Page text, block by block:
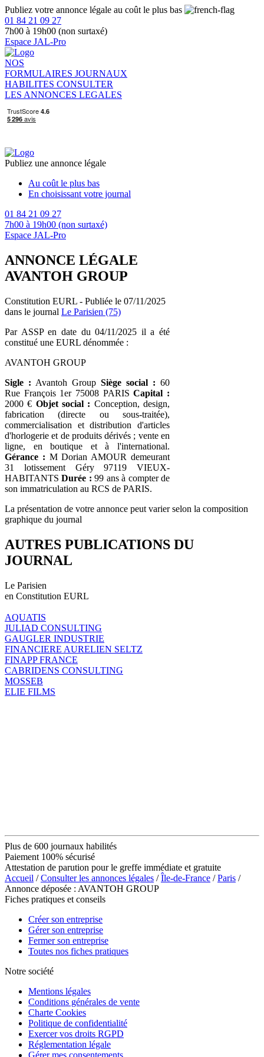
Publiez votre annonce légale au coût le plus bas
01 84 21 09 27
7h00 à 19h00 (non surtaxé)
Espace JAL-Pro
NOS
FORMULAIRES JOURNAUX
HABILITES CONSULTER
LES ANNONCES LEGALES
Publiez une annonce légale
Au coût le plus bas
En choisissant votre journal
01 84 21 09 27
7h00 à 19h00 (non surtaxé)
Espace JAL-Pro
ANNONCE LÉGALE
AVANTOH GROUP
Constitution EURL - Publiée le 07/11/2025
dans le journal Le Parisien (75)
Par ASSP en date du 04/11/2025 il a été
constitué une EURL dénommée :
AVANTOH GROUP
Sigle : Avantoh Group Siège social : 60
Rue François 1er 75008 PARISCapital :
2000 € Objet social : Conception, design,
fabrication (directe ou sous-traitée),
commercialisation et distribution d'articles
d'horlogerie et de produits dérivés ; vente en
ligne, en boutique et à l'international.
Gérance : M Dorian AMOUR demeurant
31 lotissement Géry 97119 VIEUX-
HABITANTSDurée : 99 ans à compter de
son immatriculation au RCS de PARIS.
La présentation de votre annonce peut varier selon la composition
graphique du journal
AUTRES PUBLICATIONS DU
JOURNAL
Le Parisien
en Constitution EURL
AQUATIS
JULIAD CONSULTING
GAUGLER INDUSTRIE
FINANCIERE AURELIEN SELTZ
FINAPP FRANCE
CABRIDENS CONSULTING
MOSSEB
ELIE FILMS
Plus de 600 journaux habilités
Paiement 100% sécurisé
Attestation de parution pour le greffe immédiate et gratuite
Accueil /Consulter les annonces légales /Île-de-France /Paris /
Annonce déposée : AVANTOH GROUP
Fiches pratiques et conseils
Créer son entreprise
Gérer son entreprise
Fermer son entreprise
Toutes nos fiches pratiques
Notre société
Mentions légales
Conditions générales de vente
Charte Cookies
Politique de confidentialité
Exercer vos droits RGPD
Réglementation légale
Gérer mes consentements